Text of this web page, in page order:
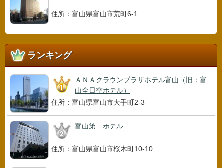
住所：富山県富山市荒町6-1
ランキング
ＡＮＡクラウンプラザホテル富山（旧：富
山全日空ホテル）
住所：富山県富山市大手町2-3
富山第一ホテル
住所：富山県富山市桜木町10-10